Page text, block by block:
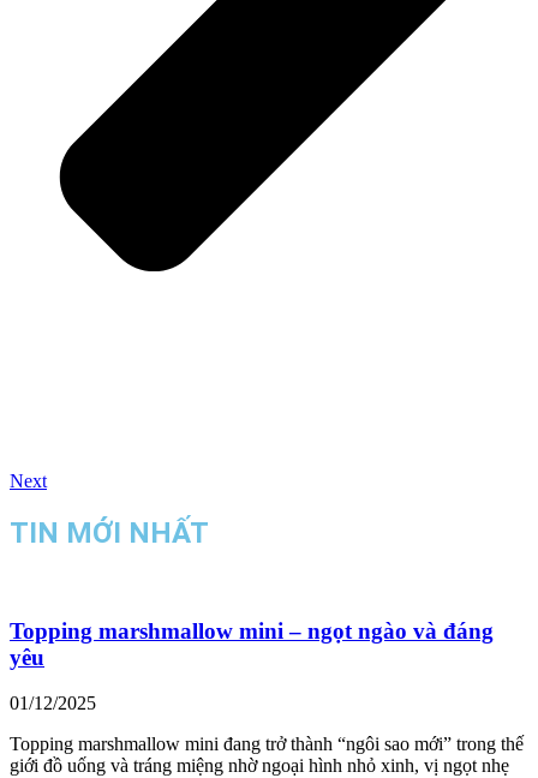
Next
TIN MỚI NHẤT
Topping marshmallow mini – ngọt ngào và đáng
yêu
01/12/2025
Topping marshmallow mini đang trở thành “ngôi sao mới” trong thế
giới đồ uống và tráng miệng nhờ ngoại hình nhỏ xinh, vị ngọt nhẹ